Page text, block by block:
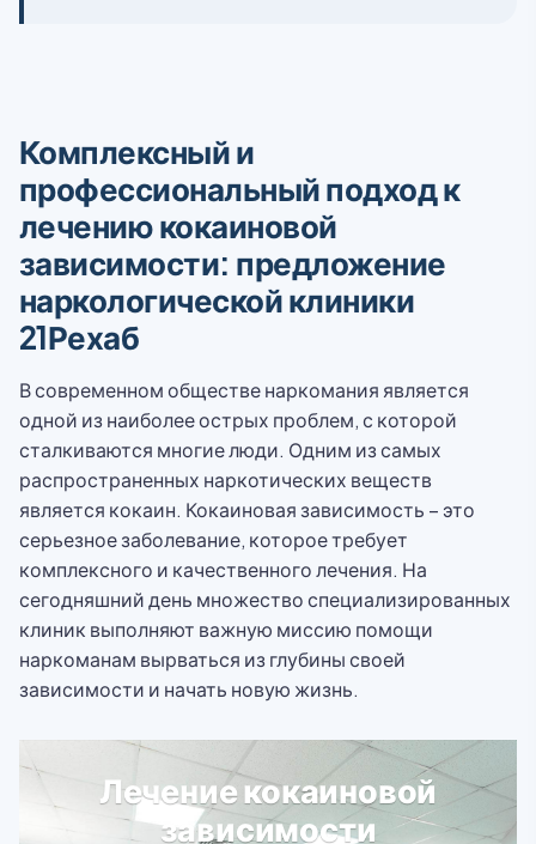
Комплексный и
профессиональный подход к
лечению кокаиновой
зависимости: предложение
наркологической клиники
21Рехаб
В современном обществе наркомания является
одной из наиболее острых проблем, с которой
сталкиваются многие люди. Одним из самых
распространенных наркотических веществ
является кокаин. Кокаиновая зависимость – это
серьезное заболевание, которое требует
комплексного и качественного лечения. На
сегодняшний день множество специализированных
клиник выполняют важную миссию помощи
наркоманам вырваться из глубины своей
зависимости и начать новую жизнь.
Лечение кокаиновой
зависимости